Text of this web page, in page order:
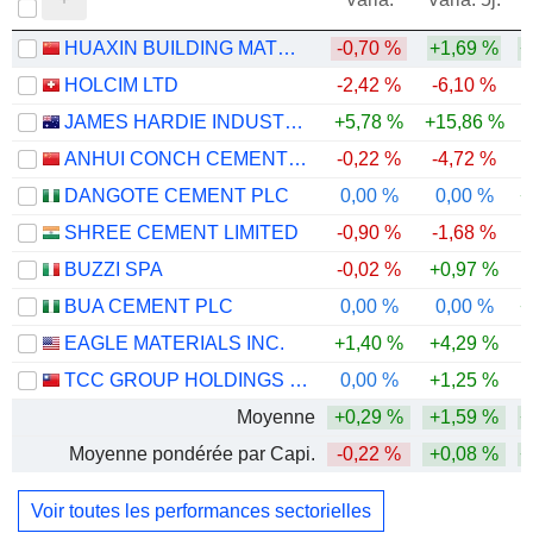
HUAXIN BUILDING MATERIALS GROUP CO., LTD. -0,70 % +1,69 %
HOLCIM LTD
-2,42 % -6,10 %
JAMES HARDIE INDUSTRIES PLC
+5,78 % +15,86 %
ANHUI CONCH CEMENT COMPANY LIMITED
-0,22 % -4,72 %
DANGOTE CEMENT PLC
0,00 % 0,00 %
SHREE CEMENT LIMITED
-0,90 % -1,68 %
BUZZI SPA
-0,02 % +0,97 %
BUA CEMENT PLC
0,00 % 0,00 %
EAGLE MATERIALS INC.
+1,40 % +4,29 %
TCC GROUP HOLDINGS CO., LTD.
0,00 % +1,25 %
Moyenne
+0,29 % +1,59 %
Moyenne pondérée par Capi.
-0,22 % +0,08 %
Voir toutes les performances sectorielles